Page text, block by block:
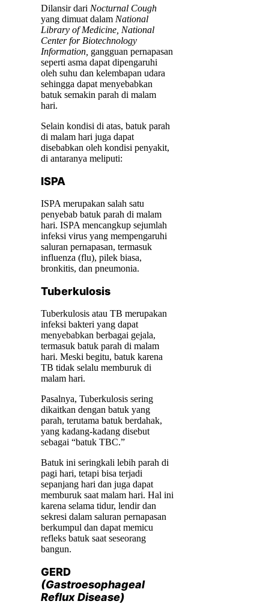
Dilansir dari Nocturnal Cough
yang dimuat dalam National
Library of Medicine, National
Center for Biotechnology
Information, gangguan pernapasan
seperti asma dapat dipengaruhi
oleh suhu dan kelembapan udara
sehingga dapat menyebabkan
batuk semakin parah di malam
hari.
Selain kondisi di atas, batuk parah
di malam hari juga dapat
disebabkan oleh kondisi penyakit,
di antaranya meliputi:
ISPA
ISPA merupakan salah satu
penyebab batuk parah di malam
hari. ISPA mencangkup sejumlah
infeksi virus yang mempengaruhi
saluran pernapasan, termasuk
influenza (flu), pilek biasa,
bronkitis, dan pneumonia.
Tuberkulosis
Tuberkulosis atau TB merupakan
infeksi bakteri yang dapat
menyebabkan berbagai gejala,
termasuk batuk parah di malam
hari. Meski begitu, batuk karena
TB tidak selalu memburuk di
malam hari.
Pasalnya, Tuberkulosis sering
dikaitkan dengan batuk yang
parah, terutama batuk berdahak,
yang kadang-kadang disebut
sebagai “batuk TBC.”
Batuk ini seringkali lebih parah di
pagi hari, tetapi bisa terjadi
sepanjang hari dan juga dapat
memburuk saat malam hari. Hal ini
karena selama tidur, lendir dan
sekresi dalam saluran pernapasan
berkumpul dan dapat memicu
refleks batuk saat seseorang
bangun.
GERD
(Gastroesophageal
Reflux Disease)